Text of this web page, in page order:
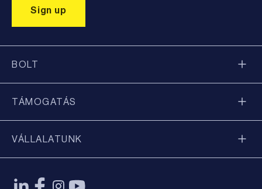
BOLT
TÁMOGATÁS
VÁLLALATUNK